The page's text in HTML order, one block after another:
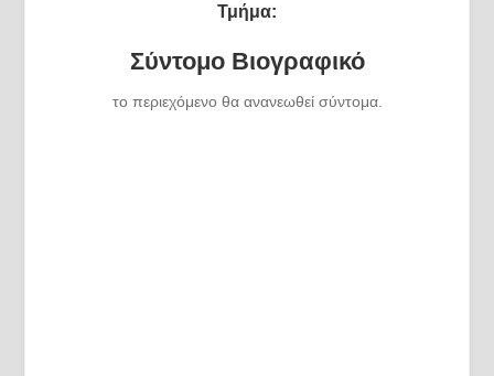
Τμήμα:
Σύντομο Βιογραφικό
το περιεχόμενο θα ανανεωθεί σύντομα.